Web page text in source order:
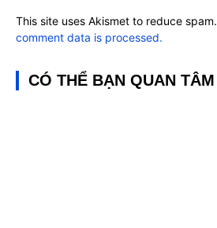
This site uses Akismet to reduce spam.
comment data is processed.
CÓ THỂ BẠN QUAN TÂM